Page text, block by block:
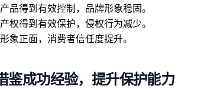
品得到有效控制，品牌形象稳固。
权得到有效保护，侵权行为减少。
象正面，消费者信任度提升。
鉴成功经验，提升保护能力